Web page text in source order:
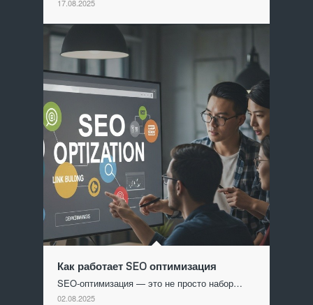
17.08.2025
Как работает SEO оптимизация
SEO-оптимизация — это не просто набор…
02.08.2025